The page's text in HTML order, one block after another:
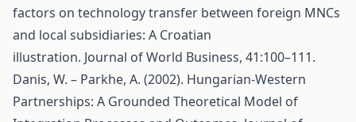
factors on technology transfer between foreign MNCs
and local subsidiaries: A Croatian
illustration. Journal of World Business, 41:100–111.
Danis, W. – Parkhe, A. (2002). Hungarian-Western
Partnerships: A Grounded Theoretical Model of